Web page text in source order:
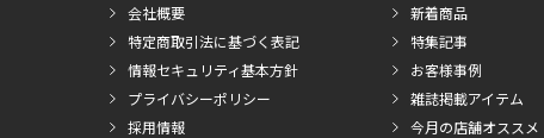
会社概要
特定商取引法に基づく表記
情報セキュリティ基本方針
プライバシーポリシー
採用情報
新着商品
特集記事
お客様事例
雑誌掲載アイテム
今月の店舗オススメ